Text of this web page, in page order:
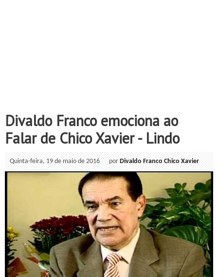
Divaldo Franco emociona ao
Falar de Chico Xavier - Lindo
Quinta-feira, 19 de maio de 2016 porDivaldo Franco Chico Xavier